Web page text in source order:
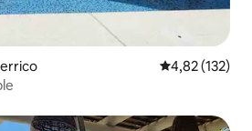
Évaluation
4,82 (132)